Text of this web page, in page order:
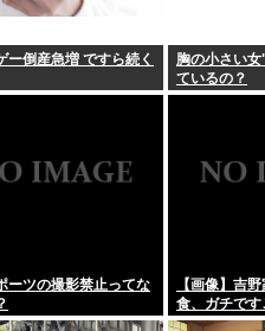
ニーカー、パンティーを履
泥棒】「自衛隊員や報道カ
ー倒産急増 ですら続く
胸の小さい
ているの？
ーツの撮影禁止ってな
【画像】吉
食、ガチで